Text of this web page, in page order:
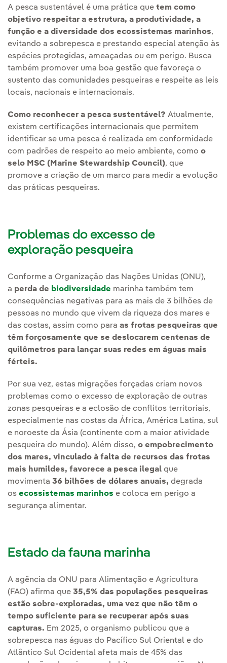
A pesca sustentável é uma prática que tem como
objetivo respeitar a estrutura, a produtividade, a
função e a diversidade dos ecossistemas marinhos,
evitando a sobrepesca e prestando especial atenção às
espécies protegidas, ameaçadas ou em perigo. Busca
também promover uma boa gestão que favoreça o
sustento das comunidades pesqueiras e respeite as leis
locais, nacionais e internacionais.
Como reconhecer a pesca sustentável? Atualmente,
existem certificações internacionais que permitem
identificar se uma pesca é realizada em conformidade
com padrões de respeito ao meio ambiente, como o
selo MSC (Marine Stewardship Council), que
promove a criação de um marco para medir a evolução
das práticas pesqueiras.
Problemas do excesso de
exploração pesqueira
Conforme a Organização das Nações Unidas (ONU),
a perda de biodiversidade marinha também tem
consequências negativas para as mais de 3 bilhões de
pessoas no mundo que vivem da riqueza dos mares e
das costas, assim como para as frotas pesqueiras que
têm forçosamente que se deslocarem centenas de
quilômetros para lançar suas redes em águas mais
férteis.
Por sua vez, estas migrações forçadas criam novos
problemas como o excesso de exploração de outras
zonas pesqueiras e a eclosão de conflitos territoriais,
especialmente nas costas da África, América Latina, sul
e noroeste da Ásia (continente com a maior atividade
pesqueira do mundo). Além disso, o empobrecimento
dos mares, vinculado à falta de recursos das frotas
mais humildes, favorece a pesca ilegal que
movimenta 36 bilhões de dólares anuais, degrada
os ecossistemas marinhos e coloca em perigo a
segurança alimentar.
Estado da fauna marinha
A agência da ONU para Alimentação e Agricultura
(FAO) afirma que 35,5% das populações pesqueiras
estão sobre-exploradas, uma vez que não têm o
tempo suficiente para se recuperar após suas
capturas. Em 2025, o organismo publicou que a
sobrepesca nas águas do Pacífico Sul Oriental e do
Atlântico Sul Ocidental afeta mais de 45% das